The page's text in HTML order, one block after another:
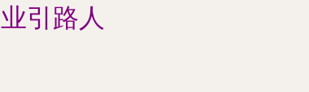
引路人